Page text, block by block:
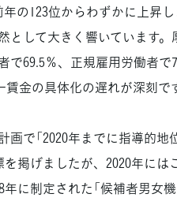
の123位からわずかに上昇
として大きく響いています
で69.5％、正規雇用労働者で
金の具体化の遅れが深刻で
で「2020年までに指導的地
掲げましたが、2020年には
に制定された「候補者男女